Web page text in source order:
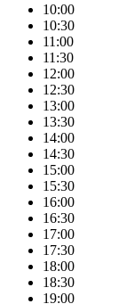
10:00
10:30
11:00
11:30
12:00
12:30
13:00
13:30
14:00
14:30
15:00
15:30
16:00
16:30
17:00
17:30
18:00
18:30
19:00